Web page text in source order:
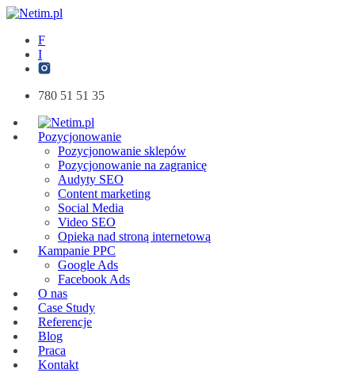
F
I
780 51 51 35
Pozycjonowanie
Pozycjonowanie sklepów
Pozycjonowanie na zagranicę
Audyty SEO
Content marketing
Social Media
Video SEO
Opieka nad stroną internetową
Kampanie PPC
Google Ads
Facebook Ads
O nas
Case Study
Referencje
Blog
Praca
Kontakt